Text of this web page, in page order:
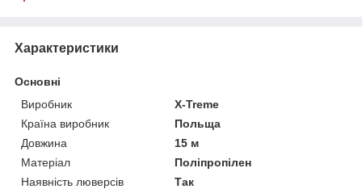
Характеристики
Основні
Виробник
X-Treme
Країна виробник
Польща
Довжина
15 м
Матеріал
Поліпропілен
Наявність люверсів
Так